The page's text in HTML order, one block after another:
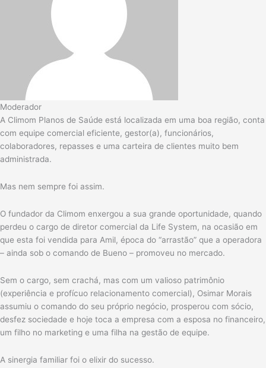
Moderador
A Climom Planos de Saúde está localizada em uma boa região, conta
com equipe comercial eficiente, gestor(a), funcionários,
colaboradores, repasses e uma carteira de clientes muito bem
administrada.
Mas nem sempre foi assim.
O fundador da Climom enxergou a sua grande oportunidade, quando
perdeu o cargo de diretor comercial da Life System, na ocasião em
que esta foi vendida para Amil, época do “arrastão” que a operadora
– ainda sob o comando de Bueno – promoveu no mercado.
Sem o cargo, sem crachá, mas com um valioso patrimônio
(experiência e profícuo relacionamento comercial), Osimar Morais
assumiu o comando do seu próprio negócio, prosperou com sócio,
desfez sociedade e hoje toca a empresa com a esposa no financeiro,
um filho no marketing e uma filha na gestão de equipe.
A sinergia familiar foi o elixir do sucesso.